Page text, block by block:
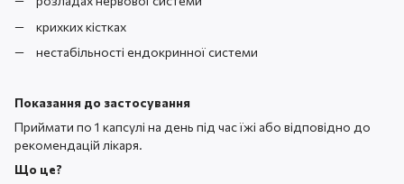
крихких кістках
нестабільності ендокринної системи
Показання до застосування
Приймати по 1 капсулі на день під час їжі або відповідно до
рекомендацій лікаря.
Що це?